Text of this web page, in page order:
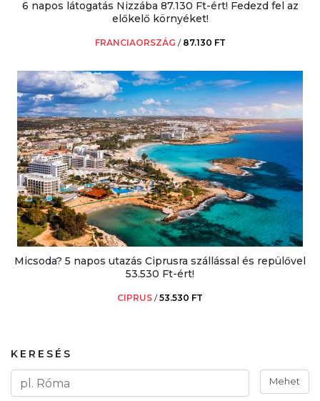
6 napos látogatás Nizzába 87.130 Ft-ért! Fedezd fel az
előkelő környéket!
FRANCIAORSZÁG / 87.130 FT
Micsoda? 5 napos utazás Ciprusra szállással és repülővel
53.530 Ft-ért!
CIPRUS /53.530 FT
KERESÉS
Mehet